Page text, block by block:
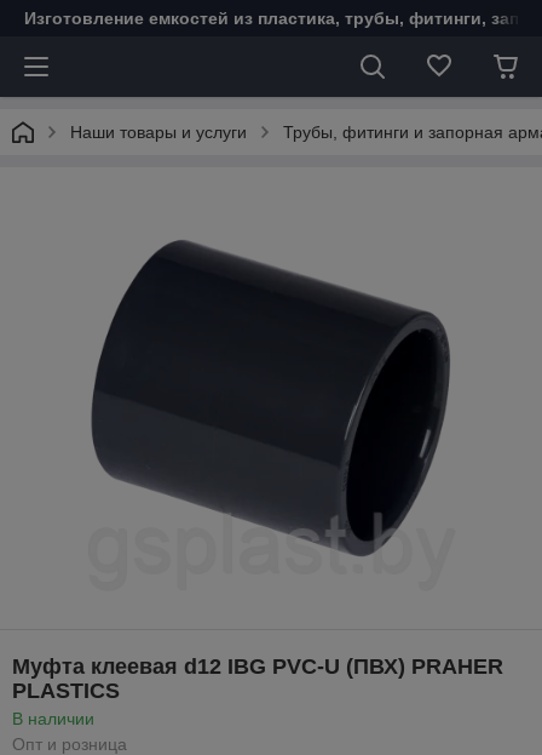
Изготовление емкостей из пластика, трубы, фитинги,
Наши товары и услуги Трубы, фитинги и запорная
Муфта клеевая d12 IBG PVC-U (ПВХ) PRAHER
PLASTICS
В наличии
Опт и розница